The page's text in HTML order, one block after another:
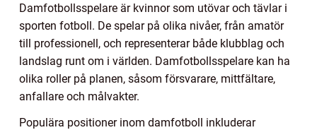
Damfotbollsspelare är kvinnor som utövar och tävlar i
sporten fotboll. De spelar på olika nivåer, från amatör
till professionell, och representerar både klubblag och
landslag runt om i världen. Damfotbollsspelare kan ha
olika roller på planen, såsom försvarare, mittfältare,
anfallare och målvakter.
Populära positioner inom damfotboll inkluderar